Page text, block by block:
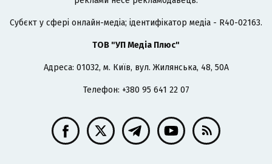
Cубєкт у сфері онлайн-медіа; ідентифікатор медіа - R40-02163.
ТОВ "УП Медіа Плюс"
Адреса: 01032, м. Київ, вул. Жилянська, 48, 50А
Телефон: +380 95 641 22 07